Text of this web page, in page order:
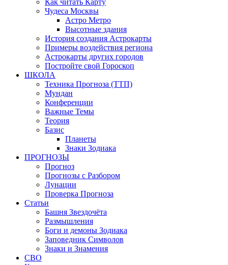
Как читать Карту
Чудеса Москвы
Астро Метро
Высотные здания
История создания Астрокарты
Примеры воздействия региона
Астрокарты других городов
Постройте свой Гороскоп
ШКОЛА
Техника Прогноза (ТТП)
Мундан
Конференции
Важные Темы
Теория
Базис
Планеты
Знаки Зодиака
ПРОГНОЗЫ
Прогноз
Прогнозы с Разбором
Лунации
Проверка Прогноза
Статьи
Башня Звездочёта
Размышления
Боги и демоны Зодиака
Заповедник Символов
Знаки и Знамения
СВО